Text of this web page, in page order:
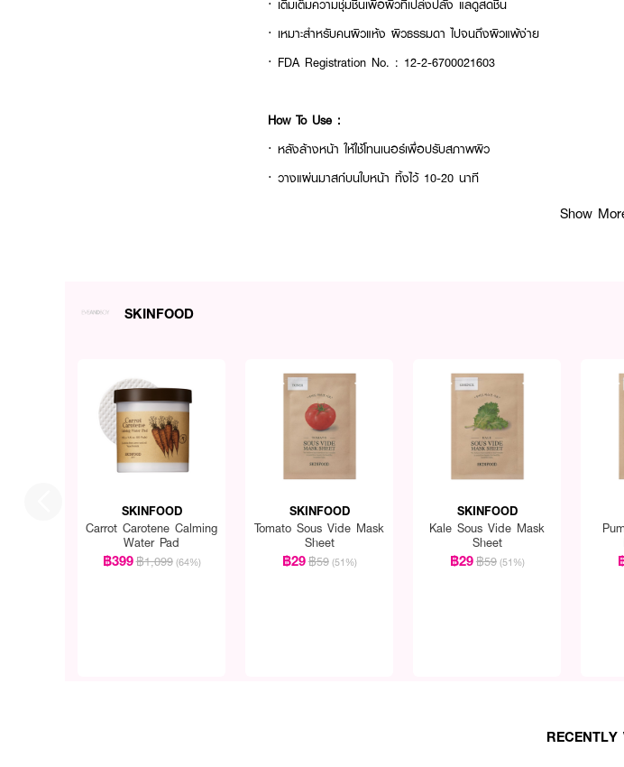
· เติมเต็มความชุ่มชื้นเพื่อผิวที่เปล่งปลั่ง แลดูสดชื่น
· เหมาะสำหรับคนผิวแห้ง ผิวธรรมดา ไปจนถึงผิวแพ้ง่าย
· FDA Registration No. : 12-2-6700021603
How To Use :
· หลังล้างหน้า ให้ใช้โทนเนอร์เพื่อปรับสภาพผิว
· วางแผ่นมาสก์บนใบหน้า ทิ้งไว้ 10-20 นาที
· นำแผ่นมาสก์ออกแล้วตบผิวหน้าเบา ๆ เพื่อให้เอสเซนส์ซึมซาบเข้าสู่ผิว
Show
SKINFOOD
SKINFOOD
Carrot Carotene Calming
Water Pad
฿399฿1,099 (64%)
SKINFOOD
Tomato Sous Vide Mask
Sheet
฿29฿59 (51%)
SKINFOOD
Kale Sous Vide Mask
Sheet
฿29฿59 (51%)
RECENTLY